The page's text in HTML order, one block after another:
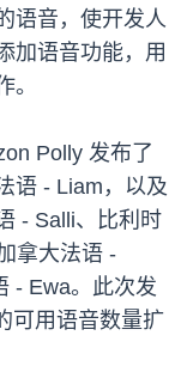
语音，使开发人
加语音功能，用
。
Polly 发布了
语 - Liam， 以及
- Salli、比利时
拿大法语 -
- Ewa。此次发
可用语音数量扩